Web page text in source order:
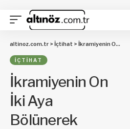
altinoz.com.tr > İçtihat > İkramiyenin On İki Aya Bölünerek Ödenmesi İş Koşullarında Esaslı Değişiklik Anlamına Gelmez
İÇTIHAT
İkramiyenin On
İki Aya
Bölünerek